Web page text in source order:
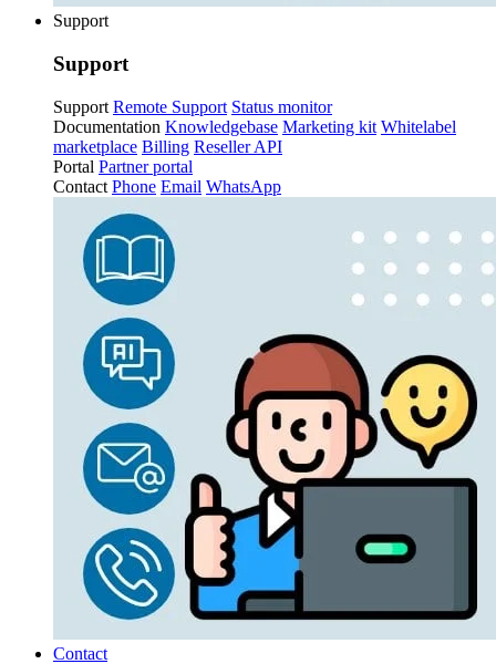
Support
Support
Support Remote Support Status monitor
Documentation Knowledgebase Marketing kit Whitelabel
marketplace Billing Reseller API
Portal Partner portal
Contact Phone Email WhatsApp
Contact